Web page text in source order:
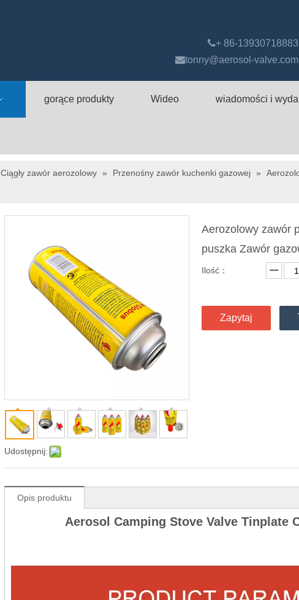
+ 86-13930718883
tonny@aerosol-valve.com
gorące produkty Wideo wiadomości i
Ciągły zawór aerozolowy » Przenośny zawór kuchenki gazowej »
Udostępnij:
Aerozolowy zawór
puszka Zawór
Ilość：
Zapytaj
Opis produktu
Aerosol Camping Stove Valve Tinplate